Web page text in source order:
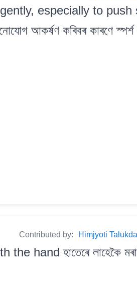
especially to push
কৰিবৰ কাৰণে স্পৰ্শ
Contributed by: Himjyoti
hand হাতেৰে লাহেকৈ মৰা